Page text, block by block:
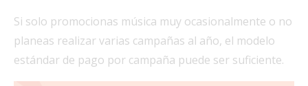
Si solo promocionas música muy ocasionalmente o no
planeas realizar varias campañas al año, el modelo
estándar de pago por campaña puede ser suficiente.